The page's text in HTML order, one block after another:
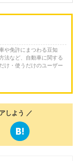
や免許にまつわる豆知
法など、自動車に関する
け・使うだけのユーザー
しよう ／